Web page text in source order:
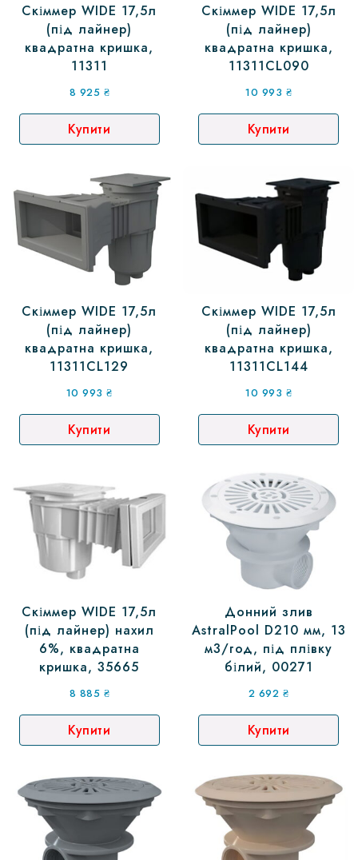
Скіммер WIDE 17,5л
(під лайнер)
квадратна кришка,
11311
8 925 ₴
Купити
Скіммер WIDE 17,5л
(під лайнер)
квадратна кришка,
11311CL090
10 993 ₴
Купити
Скіммер WIDE 17,5л
(під лайнер)
квадратна кришка,
11311CL129
10 993₴
Купити
Скіммер WIDE 17,5л
(під лайнер)
квадратна кришка,
11311CL144
10 993 ₴
Купити
Скіммер WIDE 17,5л
(під лайнер) нахил
6%, квадратна
кришка, 35665
8 885 ₴
Купити
Донний злив
AstralPool D210 мм, 13
м3/год, під плівку
білий, 00271
2 692 ₴
Купити